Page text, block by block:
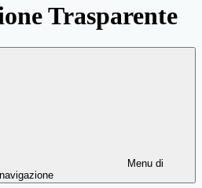
Trasparente
Menu di
navigazione